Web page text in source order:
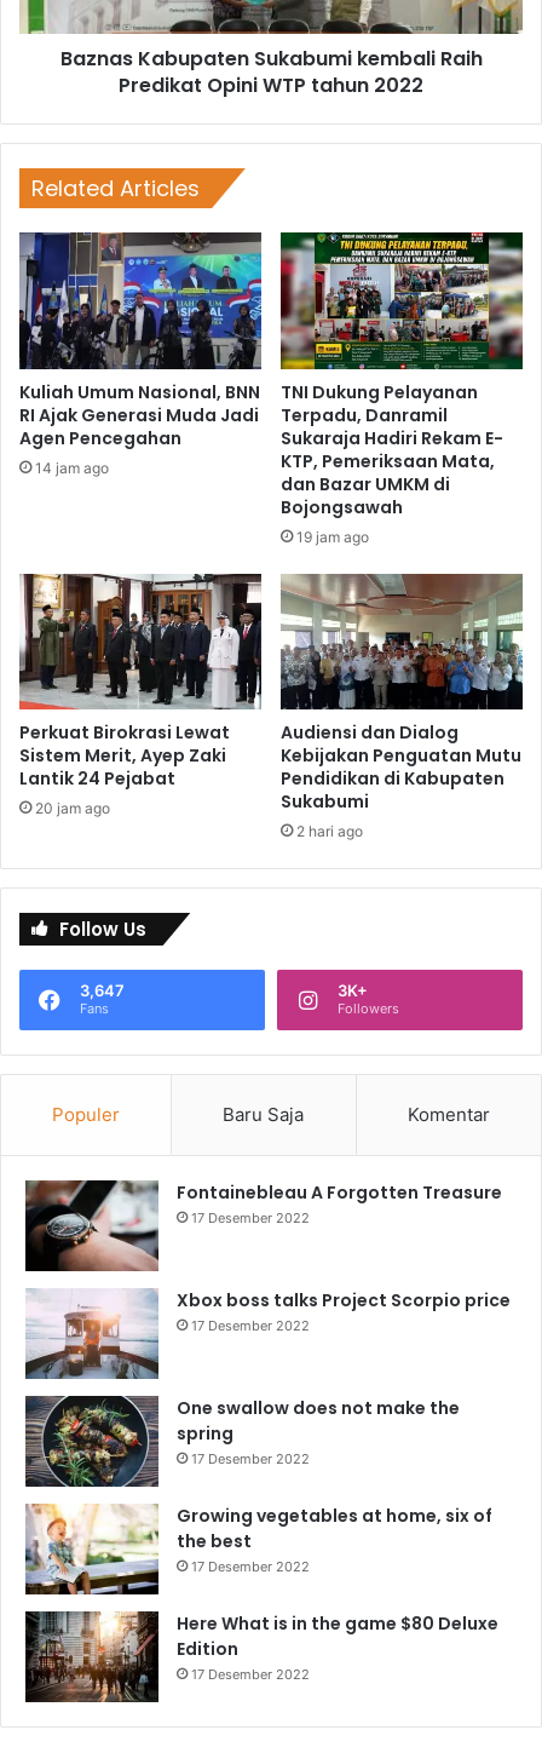
Baznas Kabupaten Sukabumi kembali Raih
Predikat Opini WTP tahun 2022
Related Articles
Kuliah Umum Nasional, BNN
RI Ajak Generasi Muda Jadi
Agen Pencegahan
14 jam ago
TNI Dukung Pelayanan
Terpadu, Danramil
Sukaraja Hadiri Rekam E-
KTP, Pemeriksaan Mata,
dan Bazar UMKM di
Bojongsawah
19 jam ago
Perkuat Birokrasi Lewat
Sistem Merit, Ayep Zaki
Lantik 24 Pejabat
20 jam ago
Audiensi dan Dialog
Kebijakan Penguatan Mutu
Pendidikan di Kabupaten
Sukabumi
2 hari ago
Follow Us
3,647
Fans
3K+
Followers
Populer Baru Saja Komentar
Fontainebleau A Forgotten Treasure
17 Desember 2022
Xbox boss talks Project Scorpio price
17 Desember 2022
One swallow does not make the
spring
17 Desember 2022
Growing vegetables at home, six of
the best
17 Desember 2022
Here What is in the game $80 Deluxe
Edition
17 Desember 2022